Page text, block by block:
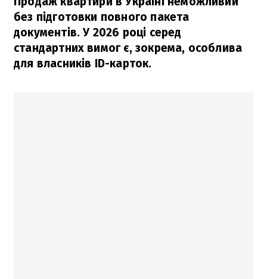
без підготовки повного пакета
документів. У 2026 році серед
стандартних вимог є, зокрема, особлива
для власників ID-карток.